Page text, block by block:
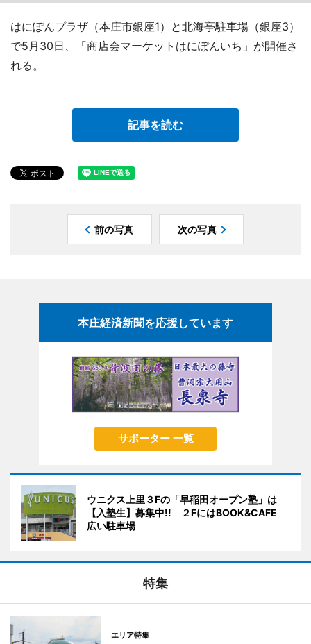
はにぽんプラザ（本庄市銀座1）と北海亭駐車場（銀座3）
で5月30日、「商店会マーケットはにぽんいち」が開催さ
れる。
記事を読む
前の写真 次の写真
本庄経済新聞を応援しています
サポーター 一覧
ウニクス上里３Fの「早稲田オープン塾」は
【入塾生】募集中!! ２FにはBOOK&CAFE
広い駐車場
特集
エリア特集